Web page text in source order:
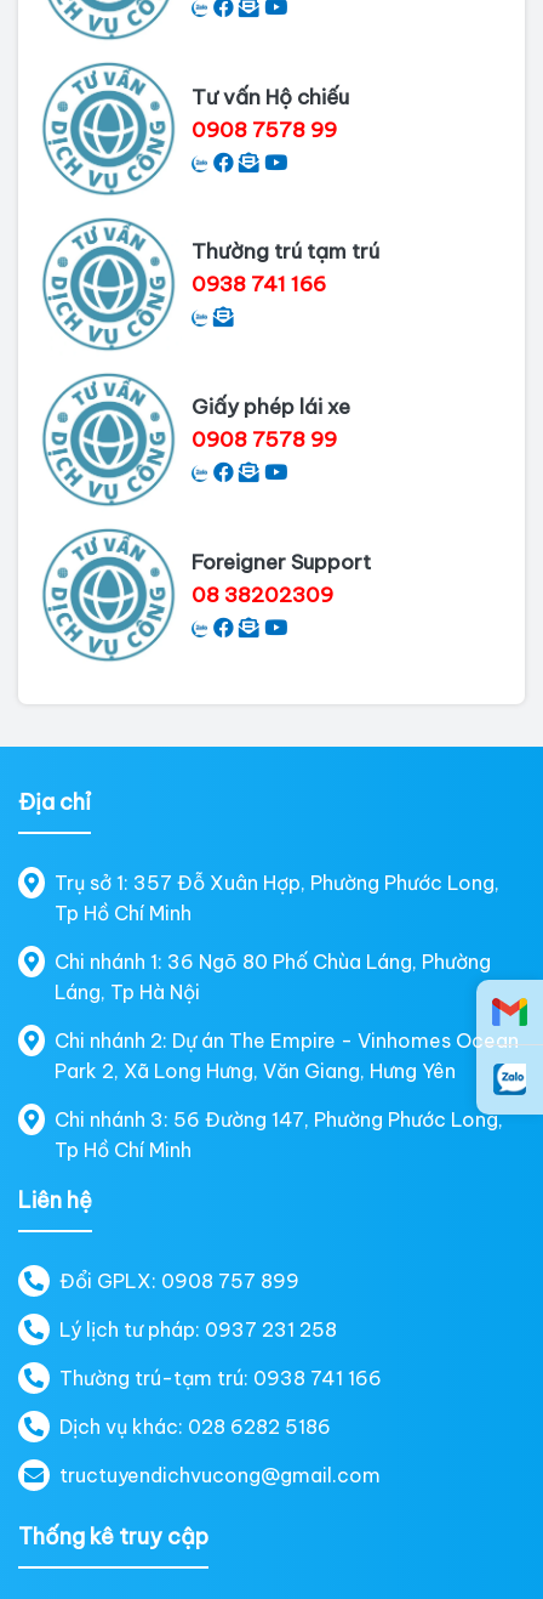
Dịch vụ làm phiếu lý lịch tư pháp
Thủ tục làm Lý lịch tư pháp tại Bình
Dương
Tư vấn Hộ chiếu
0908 7578 99
Thường trú tạm trú
0938 741 166
Giấy phép lái xe
0908 7578 99
Foreigner Support
08 38202309
Địa chỉ
Trụ sở 1: 357 Đỗ Xuân Hợp, Phường Phước Long,
Tp Hồ Chí Minh
Chi nhánh 1: 36 Ngõ 80 Phố Chùa Láng, Phường
Láng, Tp Hà Nội
Chi nhánh 2: Dự án The Empire - Vinhomes Ocean
Park 2, Xã Long Hưng, Văn Giang, Hưng Yên
Chi nhánh 3: 56 Đường 147, Phường Phước Long,
Tp Hồ Chí Minh
Liên hệ
Đổi GPLX: 0908 757 899
Lý lịch tư pháp: 0937 231 258
Thường trú-tạm trú: 0938 741 166
Dịch vụ khác: 028 6282 5186
tructuyendichvucong@gmail.com
Thống kê truy cập